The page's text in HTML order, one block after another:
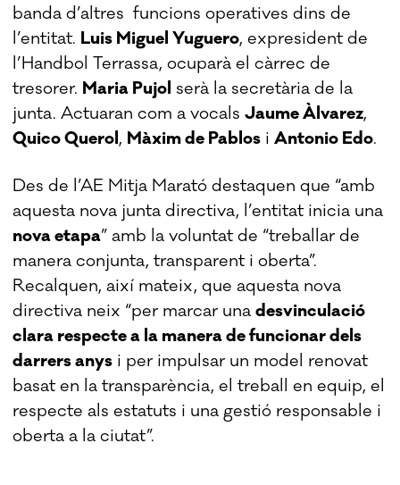
banda d’altres funcions operatives dins de
l’entitat. Luis Miguel Yuguero, expresident de
l’Handbol Terrassa, ocuparà el càrrec de
tresorer. Maria Pujol serà la secretària de la
junta. Actuaran com a vocalsJaume Àlvarez,
Quico Querol , Màxim de Pablos iAntonio Edo.
Des de l’AE Mitja Marató destaquen que “amb
aquesta nova junta directiva, l’entitat inicia una
nova etapa” amb la voluntat de “treballar de
manera conjunta, transparent i oberta”.
Recalquen, així mateix, que aquesta nova
directiva neix “per marcar unadesvinculació
clara respecte a la manera de funcionar dels
darrers anys i per impulsar un model renovat
basat en la transparència, el treball en equip, el
respecte als estatuts i una gestió responsable i
oberta a la ciutat”.